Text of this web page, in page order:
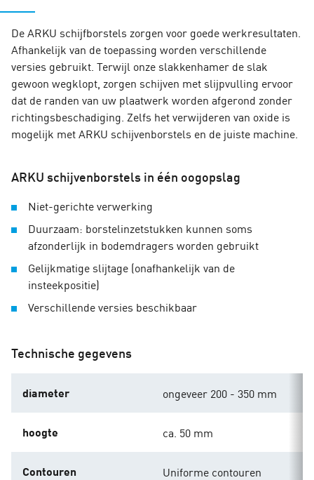
of korrelgrootte van de gebruikte slijplamellen
zijn ook belangrijke gereedschapseigenschappen
die het bewerkingsresultaat bepalen. ARKU-
klanten krijgen de juiste productinformatie en
advies over de gereedschappen, zodat ze een
geschikte keuze kunnen maken. Ze moeten er ook
voor zorgen dat ze geteste originele
resultaten te bereiken en schade aan de machine
De ARKU schijfborstels zorgen voor goede werkresultaten.
Afhankelijk van de toepassing worden verschillende
versies gebruikt. Terwijl onze slakkenhamer de slak
gewoon wegklopt, zorgen schijven met slijpvulling ervoor
dat de randen van uw plaatwerk worden afgerond zonder
richtingsbeschadiging. Zelfs het verwijderen van oxide is
mogelijk met ARKU schijvenborstels en de juiste machine.
ARKU schijvenborstels in één oogopslag
Niet-gerichte verwerking
Duurzaam: borstelinzetstukken kunnen soms
afzonderlijk in bodemdragers worden gebruikt
Gelijkmatige slijtage (onafhankelijk van de
insteekpositie)
Verschillende versies beschikbaar
Technische gegevens
diameter ongeveer 200 - 350 mm
hoogte ca. 50 mm
Contouren Uniforme contouren